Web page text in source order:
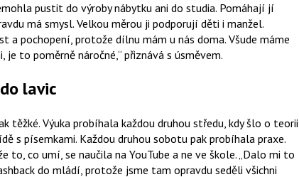
pustit do výroby nábytku ani do studia. Pomáhají jí
má smysl. Velkou měrou ji podporují děti i manžel.
a pochopení, protože dílnu mám u nás doma. Všude máme
je to poměrně náročné, přiznává s úsměvem.
lavic
těžké. Výuka probíhala každou druhou středu, kdy šlo o
s písemkami. Každou druhou sobotu pak probíhala praxe.
to, co umí, se naučila na YouTube a ne ve škole. Dalo mi to
do mládí, protože jsme tam opravdu seděli všichni